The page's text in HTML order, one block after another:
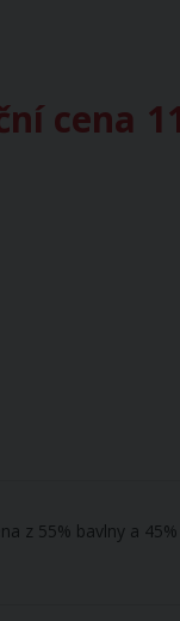
cena
z 55% bavlny a